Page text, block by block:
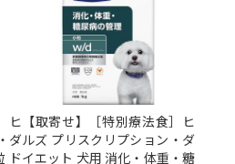
ヒ
ダ
ド
【取寄せ】［特別療法食］ヒ
ルズ プリスクリプション・ダ
イエット 犬用 消化・体重・糖